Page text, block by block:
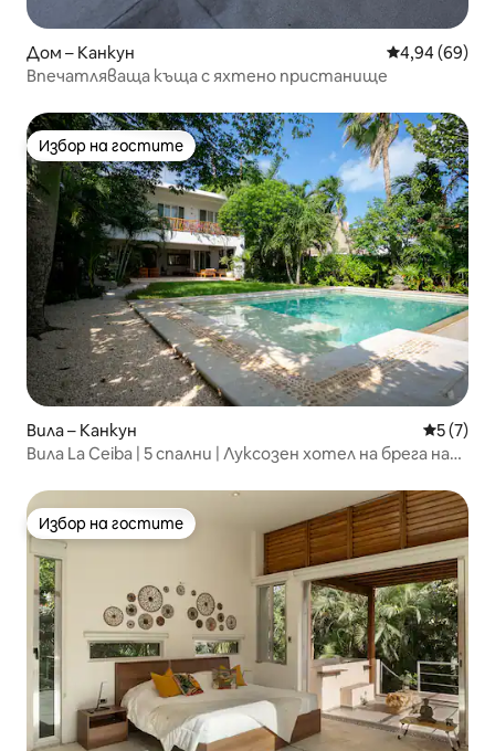
Дом – Канкун Средна
4,94 (69)
Впечатляваща къща с яхтено пристанище
Избор на гостите
Избор на гостите
Вила – Канкун Средна
5 (7)
Вила La Ceiba | 5 спални | Луксозен хотел на брега на
Избор на гостите
Избор на гостите